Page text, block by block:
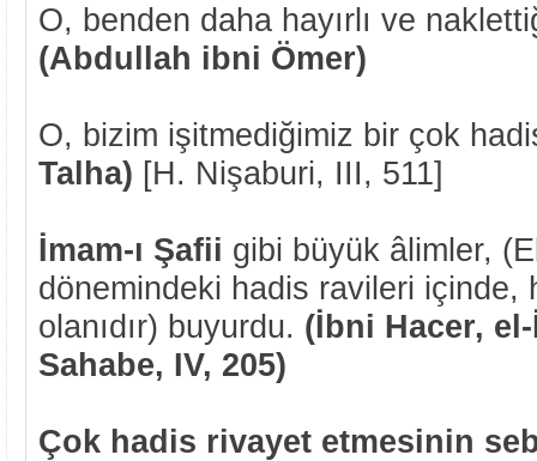
O, benden daha hayırlı ve
(Abdullah ibni Ömer)
O, bizim işitmediğimiz bir çok
Talha) [H. Nişaburi, III, 511]
İmam-ı Şafii gibi büyük âlimler,
dönemindeki hadis ravileri içinde,
olanıdır) buyurdu. (İbni Hacer,
Sahabe, IV, 205)
Çok hadis rivayet etmesinin